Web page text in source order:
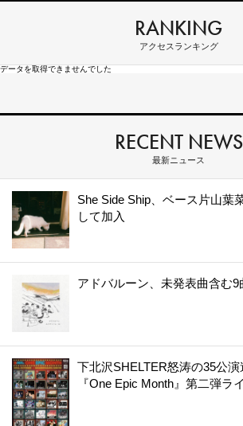
RANKING
アクセスランキング
データを取得できませんでした
RECENT NEWS
最新ニュース
She Side Ship、ベース片山葉
して加入
アドバルーン、未発表曲含む9
下北沢SHELTER怒涛の35公
『One Epic Month』第二弾ラ